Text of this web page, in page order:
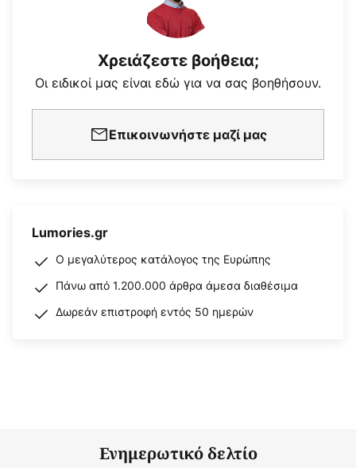
Χρειάζεστε βοήθεια;
Οι ειδικοί μας είναι εδώ για να σας βοηθήσουν.
Επικοινωνήστε μαζί μας
Lumories.gr
Ο μεγαλύτερος κατάλογος της Ευρώπης
Πάνω από 1.200.000 άρθρα άμεσα διαθέσιμα
Δωρεάν επιστροφή εντός 50 ημερών
Ενημερωτικό δελτίο